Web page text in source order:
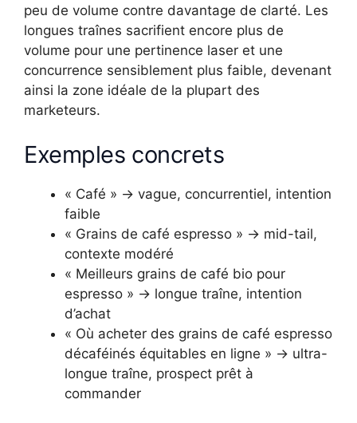
peu de volume contre davantage de clarté. Les
longues traînes sacrifient encore plus de
volume pour une pertinence laser et une
concurrence sensiblement plus faible, devenant
ainsi la zone idéale de la plupart des
marketeurs.
Exemples concrets
« Café » → vague, concurrentiel, intention
faible
« Grains de café espresso » → mid-tail,
contexte modéré
« Meilleurs grains de café bio pour
espresso » → longue traîne, intention
d’achat
« Où acheter des grains de café espresso
décaféinés équitables en ligne » → ultra-
longue traîne, prospect prêt à
commander